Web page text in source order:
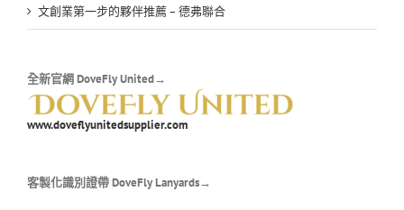
文創業第一步的夥伴推薦 – 德弗聯合
全新官網 DoveFly United→
www.doveflyunitedsupplier.com
客製化識別證帶 DoveFly Lanyards→